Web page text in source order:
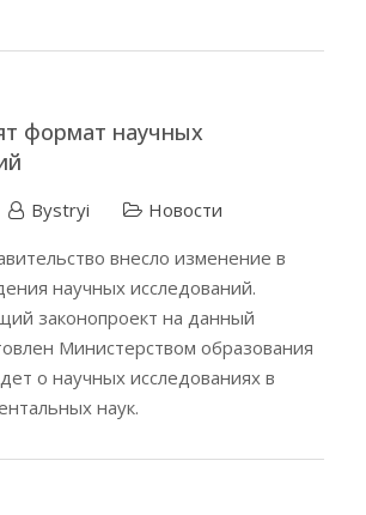
формат научных
Bystryi
Новости
внесло изменение в
научных исследований.
законопроект на данный
Министерством образования
о научных исследованиях в
наук.